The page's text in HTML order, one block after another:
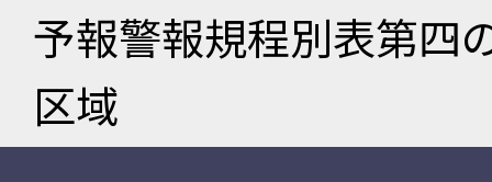
予報警報規程別表第四
区域